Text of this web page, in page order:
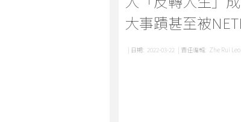
大事蹟甚至被
| 日期: 2022-03-22 | 責任編輯: Zhe Rui